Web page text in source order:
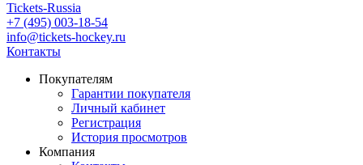
Tickets-Russia
+7 (495) 003-18-54
info@tickets-hockey.ru
Контакты
Покупателям
Гарантии покупателя
Личный кабинет
Регистрация
История просмотров
Компания